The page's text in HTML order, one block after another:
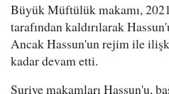
Büyük Müftülük makamı,
tarafından kaldırılarak
Ancak Hassun'un rejim ile
kadar devam etti.
Suriye makamları Hassun'u,